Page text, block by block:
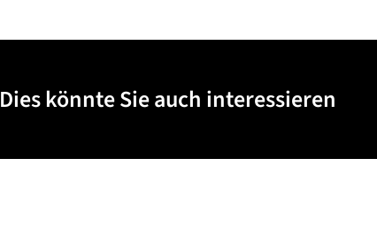
Dies könnte Sie auch interessieren